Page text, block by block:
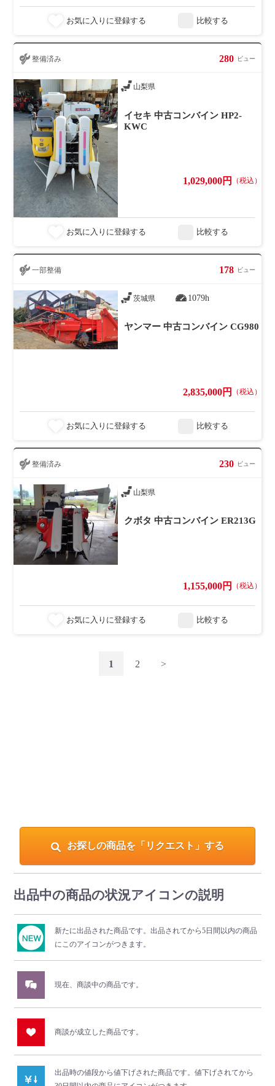
お気に入りに登録する 比較する
整備済み 280 ビュー
山梨県
イセキ 中古コンバイン HP2-
KWC
1,029,000円 （税込）
お気に入りに登録する 比較する
一部整備 178 ビュー
茨城県 1079h
ヤンマー 中古コンバイン CG980
2,835,000円 （税込）
お気に入りに登録する 比較する
整備済み 230 ビュー
山梨県
クボタ 中古コンバイン ER213G
1,155,000円 （税込）
お気に入りに登録する 比較する
1 2 >
お探しの商品を「リクエスト」する
出品中の商品の状況アイコンの説明
新たに出品された商品です。 出品されてから5日間以内の商品
にこのアイコンがつきます。
現在、商談中の商品です。
商談が成立した商品です。
出品時の値段から値下げされた商品です。 値下げされてから